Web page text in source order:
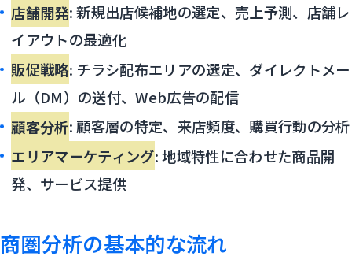
店舗開発: 新規出店候補地の選定、売上予測、店舗レ
イアウトの最適化
販促戦略: チラシ配布エリアの選定、ダイレクトメー
ル（DM）の送付、Web広告の配信
顧客分析: 顧客層の特定、来店頻度、購買行動の分析
エリアマーケティング: 地域特性に合わせた商品開
発、サービス提供
商圏分析の基本的な流れ